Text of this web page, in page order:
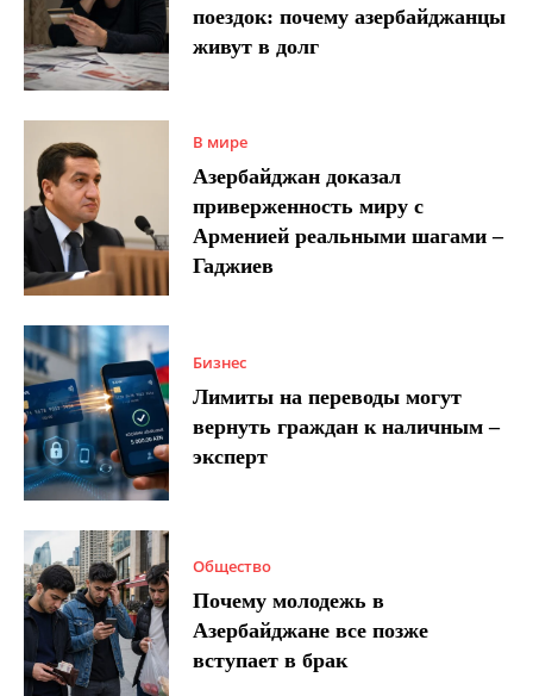
поездок: почему азербайджанцы
живут в долг
В мире
Азербайджан доказал
приверженность миру с
Арменией реальными шагами –
Гаджиев
Бизнес
Лимиты на переводы могут
вернуть граждан к наличным –
эксперт
Общество
Почему молодежь в
Азербайджане все позже
вступает в брак